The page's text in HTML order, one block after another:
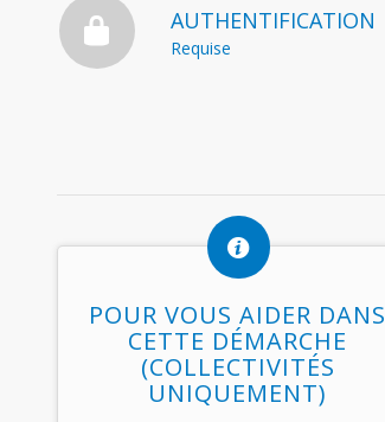
AUTHENTIFICATION
Requise
POUR VOUS AIDER DANS
CETTE DÉMARCHE
(COLLECTIVITÉS
UNIQUEMENT)